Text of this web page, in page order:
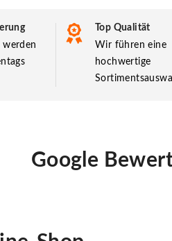
werden
Top Qualität
Wir führen eine
hochwertige
Google